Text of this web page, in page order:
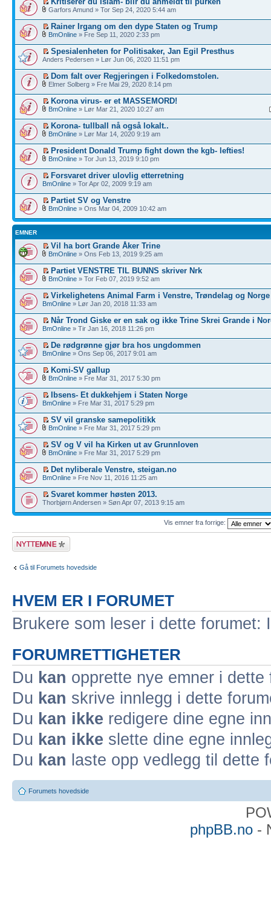
Garfors Amund » Tor Sep 24, 2020 5:44 am
Rainer Irgang om den dype Staten og Trump
BmOnline » Fre Sep 11, 2020 2:33 pm
Spesialenheten for Politisaker, Jan Egil Presthus
Anders Pedersen » Lør Jun 06, 2020 11:51 pm
Dom falt over Regjeringen i Folkedomstolen.
Elmer Solberg » Fre Mai 29, 2020 8:14 pm
Korona virus- er et MASSEMORD!
BmOnline » Lør Mar 21, 2020 10:27 am
Korona- tullball nå også lokalt..
BmOnline » Lør Mar 14, 2020 9:19 am
President Donald Trump fight down the kgb- lefties!
BmOnline » Tor Jun 13, 2019 9:10 pm
Forsvaret driver ulovlig etterretning
BmOnline » Tor Apr 02, 2009 9:19 am
Partiet SV og Venstre
BmOnline » Ons Mar 04, 2009 10:42 am
EMNER
Vil ha bort Grande Åker Trine
BmOnline » Ons Feb 13, 2019 9:25 am
Partiet VENSTRE TIL BUNNS skriver Nrk
BmOnline » Tor Feb 07, 2019 9:52 am
Virkelighetens Animal Farm i Venstre, Trøndelag og Norge
BmOnline » Lør Jan 20, 2018 11:33 am
Når Trond Giske er en sak og ikke Trine Skrei Grande i
BmOnline » Tir Jan 16, 2018 11:26 pm
De rødgrønne gjør bra hos ungdommen
BmOnline » Ons Sep 06, 2017 9:01 am
Komi-SV gallup
BmOnline » Fre Mar 31, 2017 5:30 pm
Ibsens- Et dukkehjem i Staten Norge
BmOnline » Fre Mar 31, 2017 5:29 pm
SV vil granske samepolitikk
BmOnline » Fre Mar 31, 2017 5:29 pm
SV og V vil ha Kirken ut av Grunnloven
BmOnline » Fre Mar 31, 2017 5:29 pm
Det nyliberale Venstre, steigan.no
BmOnline » Fre Nov 11, 2016 11:25 am
Svaret kommer høsten 2013.
Thorbjørn Andersen » Søn Apr 07, 2013 9:15 am
Vis emner fra forrige:
Legg inn et nytt
emne
Gå til Forumets hovedside
HVEM ER I FORUMET
Brukere som leser i dette
FORUMRETTIGHETER
Du kan opprette nye emner i dette
Du kan skrive innlegg i dette
Du kan ikke redigere dine egne
Du kan ikke slette dine egne
Du kan laste opp vedlegg til dette
Forumets hovedside
phpBB.no-